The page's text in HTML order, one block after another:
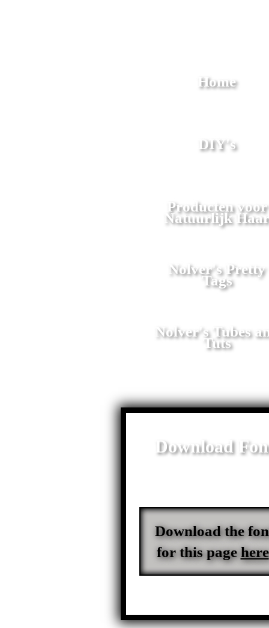
Home
DIY's
Producten voor
Natuurlijk Haar
Nolver's Pretty
Tags
Nolver's Tubes
Tuts
Download
Download the
for this pagehere